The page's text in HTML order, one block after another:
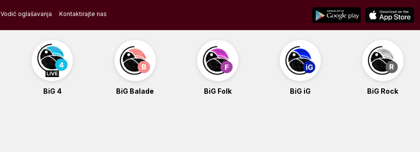
Vodič oglašavanja Kontaktirajte nas
BiG 4 BiG Balade BiG Folk BiG iG BiG Rock